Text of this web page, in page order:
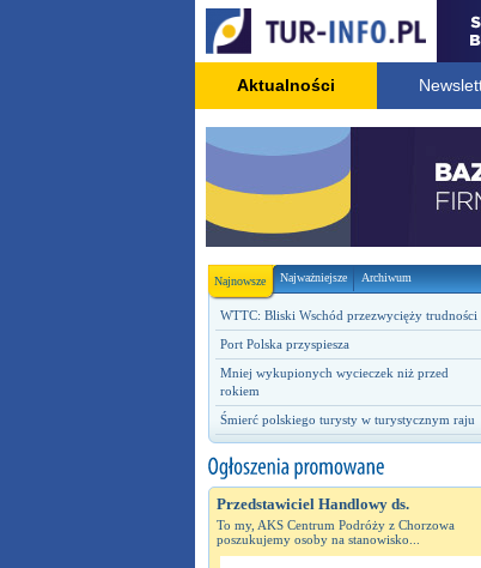
Aktualności
Najnowsze Najważniejsze Archiwum
WTTC: Bliski Wschód przezwycięży trudności
Port Polska przyspiesza
Mniej wykupionych wycieczek niż przed
rokiem
Śmierć polskiego turysty w turystycznym raju
Przedstawiciel Handlowy ds.
To my, AKS Centrum Podróży z Chorzowa
poszukujemy osoby na stanowisko...